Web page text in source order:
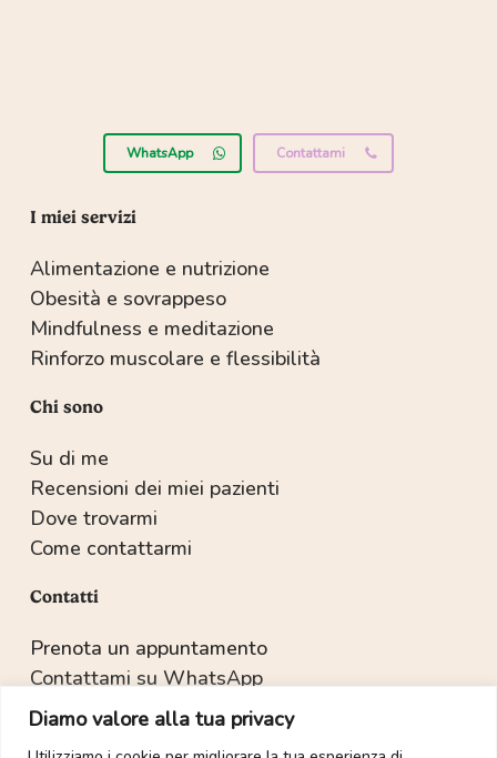
Diamo valore alla tua privacy
WhatsApp Contattami
I miei servizi
Alimentazione e nutrizione
Obesità e sovrappeso
Mindfulness e meditazione
Rinforzo muscolare e flessibilità
Chi sono
Su di me
Recensioni dei miei pazienti
Dove trovarmi
Come contattarmi
Contatti
Prenota un appuntamento
Contattami su WhatsApp
Recapiti e indirizzo